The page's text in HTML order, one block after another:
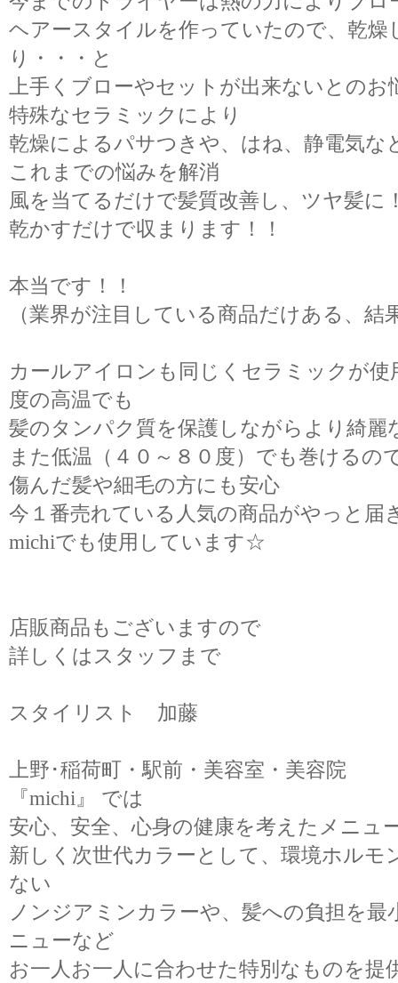
ヘアースタイルを作っていたので、乾
り・・・と
上手くブローやセットが出来ないとのお
特殊なセラミックにより
乾燥によるパサつきや、はね、静電気な
これまでの悩みを解消
風を当てるだけで髪質改善し、ツヤ髪に
乾かすだけで収まります！！
本当です！！
（業界が注目している商品だけある、
カールアイロンも同じくセラミックが
度の高温でも
髪のタンパク質を保護しながらより綺麗
また低温（４０～８０度）でも巻けるの
傷んだ髪や細毛の方にも安心
今１番売れている人気の商品がやっと届
michiでも使用しています☆
店販商品もございますので
詳しくはスタッフまで
スタイリスト 加藤
上野･稲荷町・駅前・美容室・美容院
『michi』 では
安心、安全、心身の健康を考えたメニュ
新しく次世代カラーとして、環境ホルモ
ない
ノンジアミンカラーや、髪への負担を
ニューなど
お一人お一人に合わせた特別なものを提